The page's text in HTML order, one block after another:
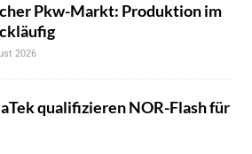
Pkw-Markt: Produktion im
2026
qualifizieren NOR-Flash für